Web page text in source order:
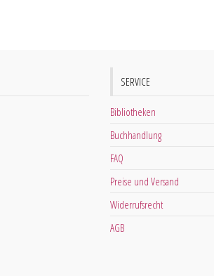
SERVICE
Bibliotheken
Buchhandlung
FAQ
Preise und Versand
Widerrufsrecht
AGB